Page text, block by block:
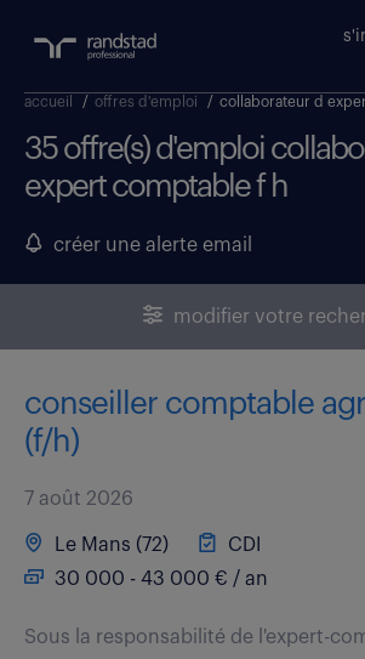
accueil / offres d'emploi / collaborateur d
35 offre(s) d'emploi
expert comptable f h
créer une alerte email
modifier votre
conseiller comptable
(f/h)
7 août 2026
Le Mans (72)
CDI
30 000 - 43 000 € / an
Sous la responsabilité de l'expert-